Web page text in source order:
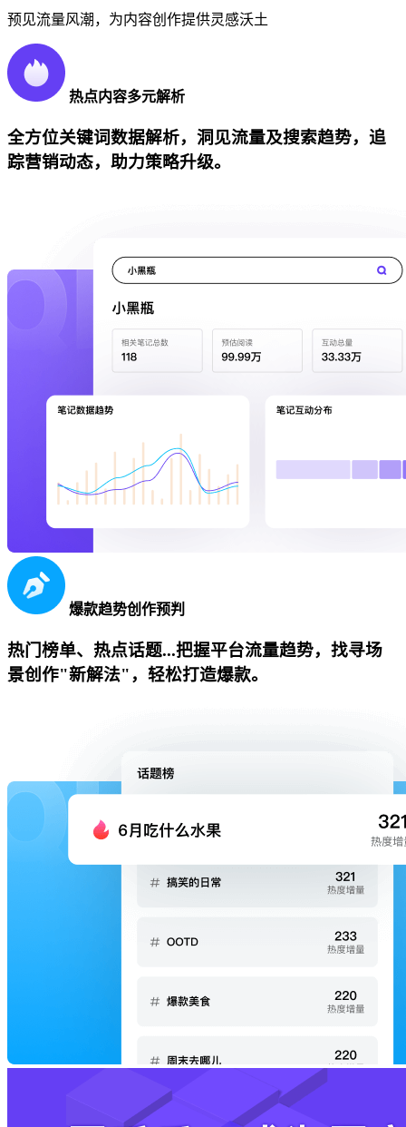
预见流量风潮，为内容创作提供灵感沃土
热点内容多元解析
全方位关键词数据解析，洞见流量及搜索趋势，追
踪营销动态，助力策略升级。
爆款趋势创作预判
热门榜单、热点话题...把握平台流量趋势，找寻场
景创作"新解法"，轻松打造爆款。